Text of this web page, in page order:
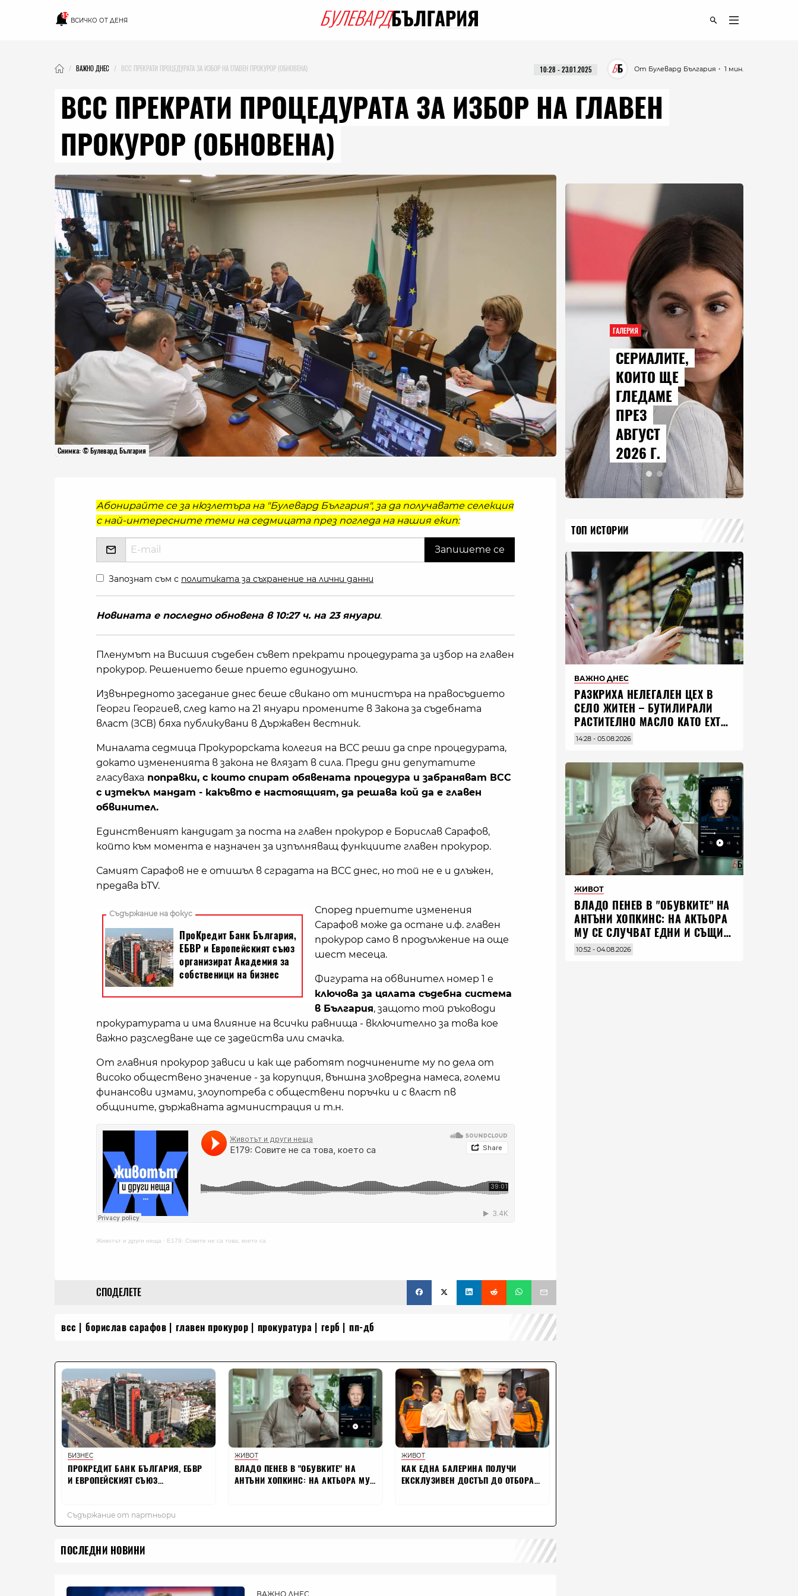
15
ВСИЧКО ОТ ДЕНЯ
ВАЖНО ДНЕС ВСС ПРЕКРАТИ ПРОЦЕДУРАТА ЗА ИЗБОР НА ГЛАВЕН ПРОКУРОР (ОБНОВЕНА) ・ 1 мин.
От Булевард България
10:28 - 23.01.2025
ВСС ПРЕКРАТИ ПРОЦЕДУРАТА ЗА ИЗБОР НА ГЛАВЕН
ПРОКУРОР (ОБНОВЕНА)
Снимка: © Булевард България
Абонирайте се за нюзлетъра на "Булевард България", за да получавате селекция
с най-интересните теми на седмицата през погледа на нашия екип:
Запознат съм с политиката за съхранение на лични данни
Новината е последно обновена в 10:27 ч. на 23 януари.
Пленумът на Висшия съдебен съвет прекрати процедурата за избор на главен
прокурор. Решението беше прието единодушно.
Извънредното заседание днес беше свикано от министъра на правосъдието
Георги Георгиев, след като на 21 януари промените в Закона за съдебната
власт (ЗСВ) бяха публикувани в Държавен вестник.
Миналата седмица Прокурорската колегия на ВСС реши да спре процедурата,
докато измененията в закона не влязат в сила. Преди дни депутатите
гласуваха поправки, с които спират обявената процедура и забраняват ВСС
с изтекъл мандат - какъвто е настоящият, да решава кой да е главен
обвинител.
Единственият кандидат за поста на главен прокурор е Борислав Сарафов,
който към момента е назначен за изпълняващ функциите главен прокурор.
Самият Сарафов не е отишъл в сградата на ВСС днес, но той не е и длъжен,
предава bTV.
Според приетите изменения
Сарафов може да остане и.ф. главен
прокурор само в продължение на още
шест месеца.
Фигурата на обвинител номер 1 е
ключова за цялата съдебна система
в България, защото той ръководи
прокуратурата и има влияние на всички равнища - включително за това кое
важно разследване ще се задейства или смачка.
От главния прокурор зависи и как ще работят подчинените му по дела от
високо обществено значение - за корупция, външна зловредна намеса, големи
финансови измами, злоупотреба с обществени поръчки и с власт пв
общините, държавната администрация и т.н.
Животът и други неща · E179: Совите не са това, което са
СПОДЕЛЕТЕ
всс борислав сарафов главен прокурор прокуратура герб пп-дб
ПОСЛЕДНИ НОВИНИ
ВАЖНО ДНЕС
ГАЛЕРИЯ
СЕРИАЛИТЕ,
КОИТО ЩЕ
ГЛЕДАМЕ
ПРЕЗ
АВГУСТ
2026 Г.
ТОП ИСТОРИИ
ВАЖНО ДНЕС
РАЗКРИХА НЕЛЕГАЛЕН ЦЕХ В
СЕЛО ЖИТЕН – БУТИЛИРАЛИ
РАСТИТЕЛНО МАСЛО КАТО EXTRA
VIRGIN ЗЕХТИН
14:28 - 05.08.2026
ЖИВОТ
ВЛАДO ПЕНЕВ В "ОБУВКИТЕ" НА
АНТЪНИ ХОПКИНС: НА АКТЬОРА
МУ СЕ СЛУЧВАТ ЕДНИ И СЪЩИ
НЕЩА ПО ЦЕЛИЯ СВЯТ
10:52 - 04.08.2026